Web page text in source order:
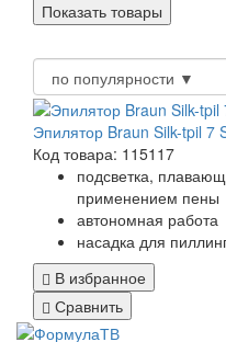
Эпилятор Braun Silk-tpil 7
Код товара: 115117
подсветка,
применением пены
автономная работа
насадка для
В избранное
Сравнить